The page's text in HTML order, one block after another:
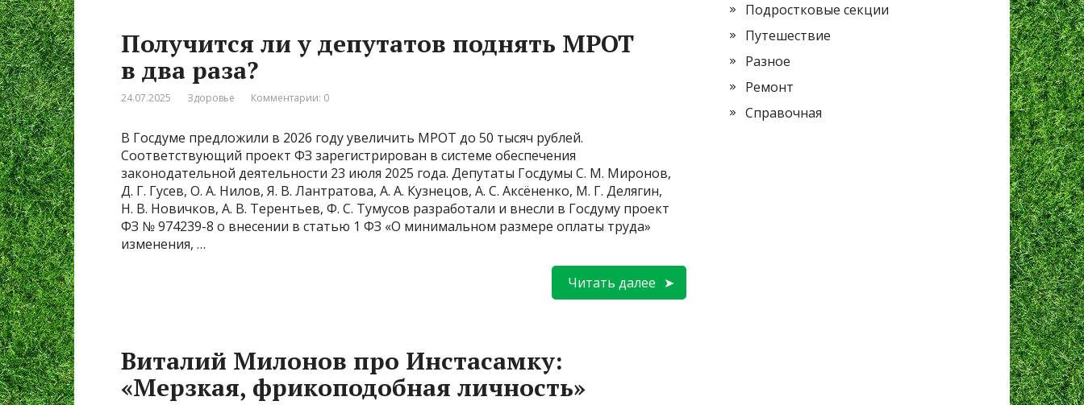
Получится ли у депутатов поднять МРОТ
в два раза?
24.07.2025 Здоровье Комментарии: 0
В Госдуме предложили в 2026 году увеличить МРОТ до 50 тысяч рублей.
Соответствующий проект ФЗ зарегистрирован в системе обеспечения
законодательной деятельности 23 июля 2025 года. Депутаты Госдумы С. М. Миронов,
Д. Г. Гусев, О. А. Нилов, Я. В. Лантратова, А. А. Кузнецов, А. С. Аксёненко, М. Г. Делягин,
Н. В. Новичков, А. В. Терентьев, Ф. С. Тумусов разработали и внесли в Госдуму проект
ФЗ № 974239-8 о внесении в статью 1 ФЗ «О минимальном размере оплаты труда»
изменения, …
Читать далее
Виталий Милонов про Инстасамку:
«Мерзкая, фрикоподобная личность»
Подростковые секции
Путешествие
Разное
Ремонт
Справочная